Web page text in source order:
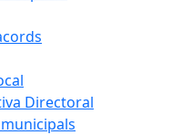
Directoral